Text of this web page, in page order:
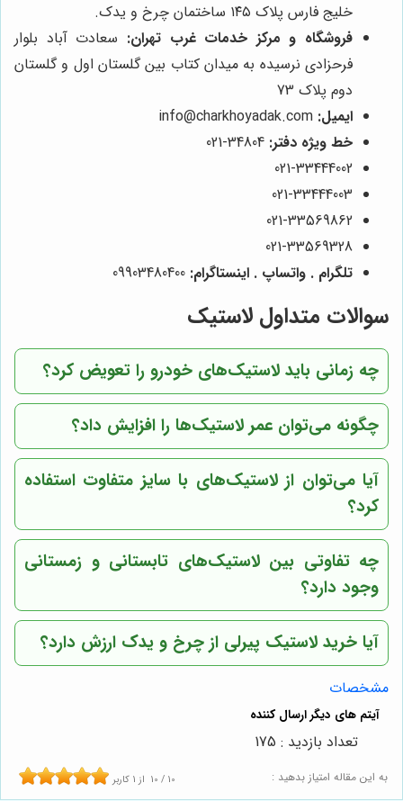
خلیج فارس پلاک ۱۴۵ ساختمان چرخ و یدک.
فروشگاه و مرکز خدمات غرب تهران: سعادت آباد بلوار
فرحزادی نرسیده به میدان کتاب بین گلستان اول و گلستان
دوم پلاک 73
ایمیل:
خط ویژه دفتر:
021-33444002
021-33444003
021-33569862
021-33569328
تلگرام . واتساپ . اینستاگرام:
سوالات متداول لاستیک
چه زمانی باید لاستیک‌های خودرو را تعویض کرد؟
چگونه می‌توان عمر لاستیک‌ها را افزایش داد؟
آیا می‌توان از لاستیک‌های با سایز متفاوت استفاده
کرد؟
چه تفاوتی بین لاستیک‌های تابستانی و زمستانی
وجود دارد؟
آیا خرید لاستیک پیرلی از چرخ و یدک ارزش دارد؟
مشخصات
به این مقاله امتیاز بدهید : 10 / 10 از 1 کاربر
تعداد بازدید : 175